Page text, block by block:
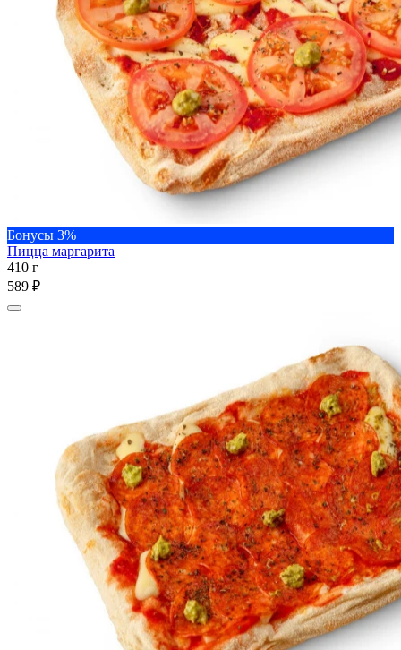
Бонусы 3%
Пицца маргарита
410 г
589 ₽